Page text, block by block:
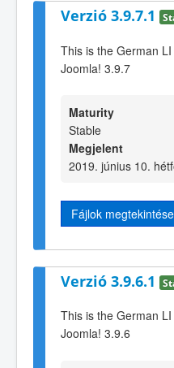
Verzió 3.9.7.1
This is the German
Joomla! 3.9.7
Maturity
Stable
Megjelent
2019. június 10.
Fájlok megtekintése
Verzió 3.9.6.1
This is the German
Joomla! 3.9.6